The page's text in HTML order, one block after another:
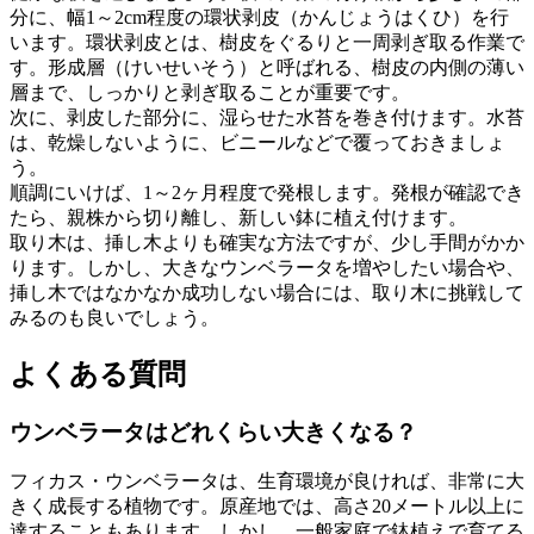
分に、幅1～2cm程度の環状剥皮（かんじょうはくひ）を行
います。環状剥皮とは、樹皮をぐるりと一周剥ぎ取る作業で
す。形成層（けいせいそう）と呼ばれる、樹皮の内側の薄い
層まで、しっかりと剥ぎ取ることが重要です。
次に、剥皮した部分に、湿らせた水苔を巻き付けます。水苔
は、乾燥しないように、ビニールなどで覆っておきましょ
う。
順調にいけば、1～2ヶ月程度で発根します。発根が確認でき
たら、親株から切り離し、新しい鉢に植え付けます。
取り木は、挿し木よりも確実な方法ですが、少し手間がかか
ります。しかし、大きなウンベラータを増やしたい場合や、
挿し木ではなかなか成功しない場合には、取り木に挑戦して
みるのも良いでしょう。
よくある質問
ウンベラータはどれくらい大きくなる？
フィカス・ウンベラータは、生育環境が良ければ、非常に大
きく成長する植物です。原産地では、高さ20メートル以上に